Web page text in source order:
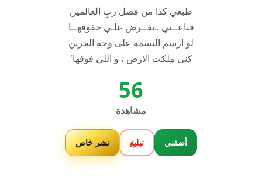
طبعي كذا من فضل ربِ العالمين
قناعــتي ..تفــرض علـي حقوقهــا
لو ارسم البسمه على وجه الحزين
كني ملكت الارض ، و اللي فوقها'
56
مشاهدة
أضفني تبليغ نشر خاص